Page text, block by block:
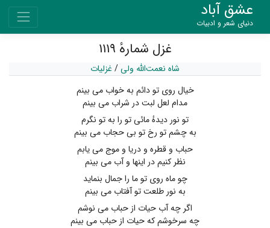
عشق آباد
دنیای شعر و ادبیات
غزل شمارهٔ ۱۱۱۹
شاه نعمت‌الله ولی/ غزلیات
خیال روی تو دائم به خواب می بینم
مدام لعل لبت در شراب می بینم
تو نور دیدهٔ مائی تو را به تو نگرم
به چشم تو رخ تو بی حجاب می بینم
حباب و قطره و دریا و موج می یابم
نظر کنیم در اینها و آب می بینم
چو ماه روی تو ما را جمال بنماید
به نور طلعت تو آفتاب می بینم
اگر چه آب حیات از حباب می نوشم
چه سرخوشم که حیات از حباب می بینم